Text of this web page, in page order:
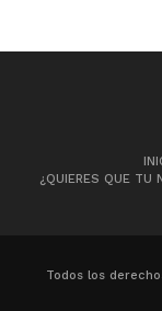
¿QUIERES QUE TU
Todos los